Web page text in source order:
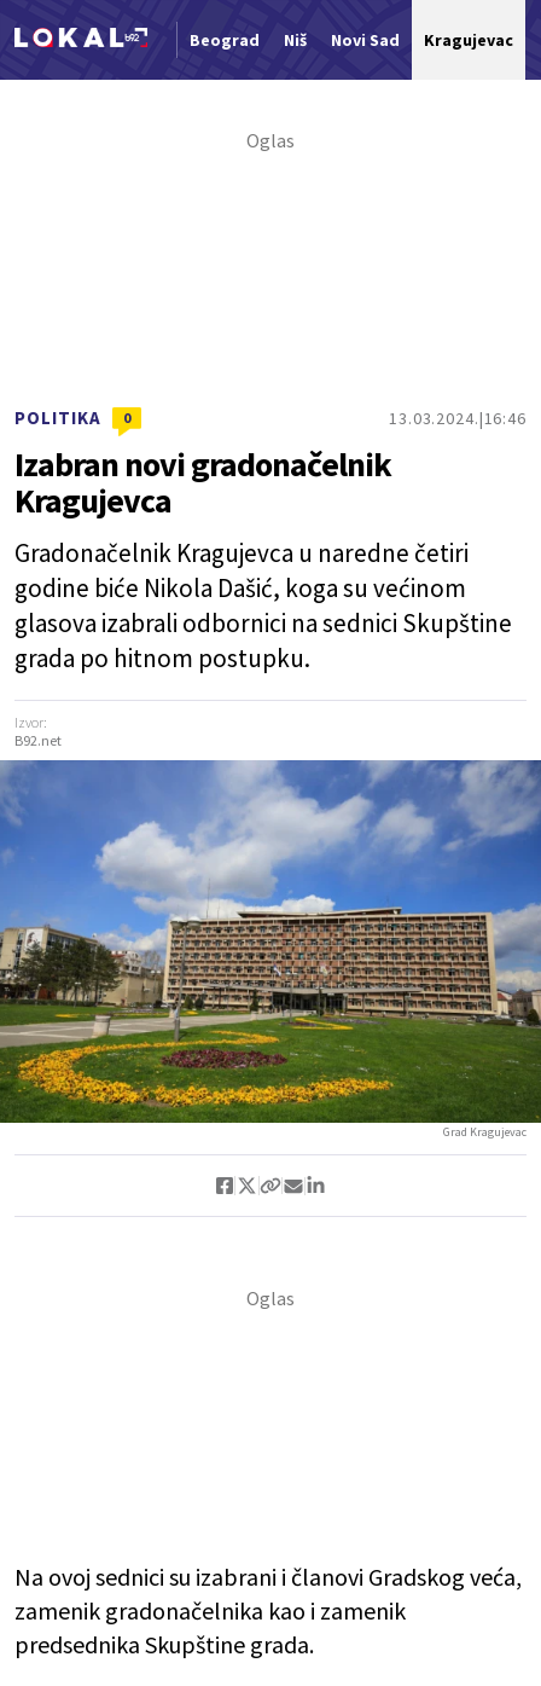
Beograd Niš Novi Sad Kragujevac
POLITIKA 0 13.03.2024. 16:46
Izabran novi gradonačelnik
Kragujevca
Gradonačelnik Kragujevca u naredne četiri
godine biće Nikola Dašić, koga su većinom
glasova izabrali odbornici na sednici Skupštine
grada po hitnom postupku.
Izvor:
B92.net
Grad Kragujevac
Na ovoj sednici su izabrani i članovi Gradskog veća,
zamenik gradonačelnika kao i zamenik
predsednika Skupštine grada.